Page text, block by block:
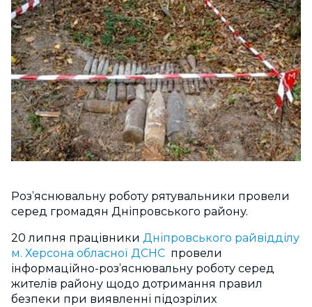
Роз’яснювальну роботу рятувальники провели
серед громадян Дніпровського району.
20 липня працівники Дніпровського райвідділу
м. Херсона обласної ДСНС провели
інформаційно-роз’яснювальну роботу серед
жителів району щодо дотримання правил
безпеки при виявленні підозрілих